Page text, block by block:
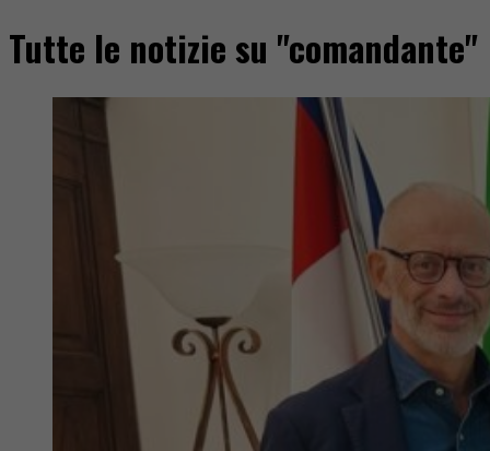
Tutte le notizie su "comandante"